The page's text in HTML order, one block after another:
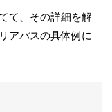
て、その詳細を解
アパスの具体例に